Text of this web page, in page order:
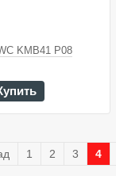
KMB41 P08
1 2 3 4